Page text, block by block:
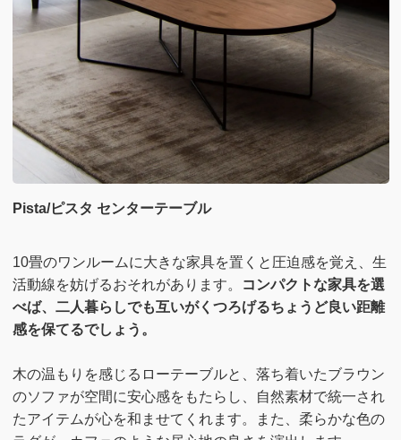
Pista/ピスタ センターテーブル
10畳のワンルームに大きな家具を置くと圧迫感を覚え、生
活動線を妨げるおそれがあります。
コンパクトな家具を選
べば、二人暮らしでも互いがくつろげるちょうど良い距離
感を保てるでしょう。
木の温もりを感じるローテーブルと、落ち着いたブラウン
のソファが空間に安心感をもたらし、自然素材で統一され
たアイテムが心を和ませてくれます。また、柔らかな色の